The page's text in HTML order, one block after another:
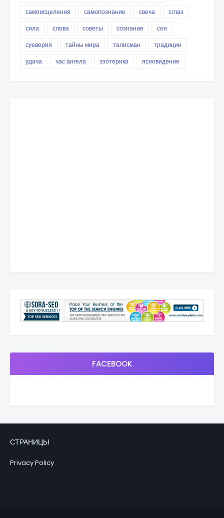
самоисцеления
самопознание свеча
сглаз
сила
слова советы сознание
сон
суеверия
тайны мира талисман
традиции
удача
час ангела эзотерика ясновидение
FACEBOOK
СТРАНИЦЫ
Privacy Policy